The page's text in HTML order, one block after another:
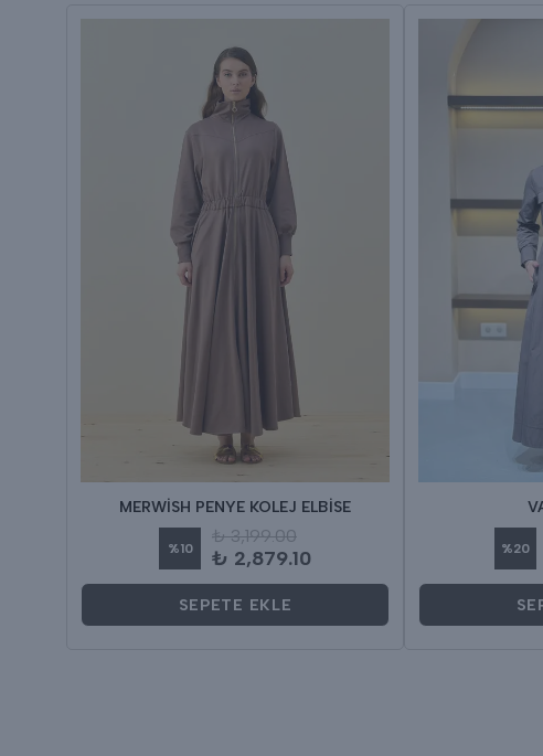
MERWİSH PENYE KOLEJ ELBİSE
%10
₺ 3,199.00
₺ 2,879.10
SEPETE EKLE
%20